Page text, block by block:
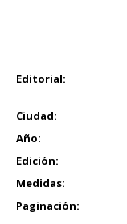
Editorial:
Ciudad:
Año:
Edición:
Medidas:
Paginación: